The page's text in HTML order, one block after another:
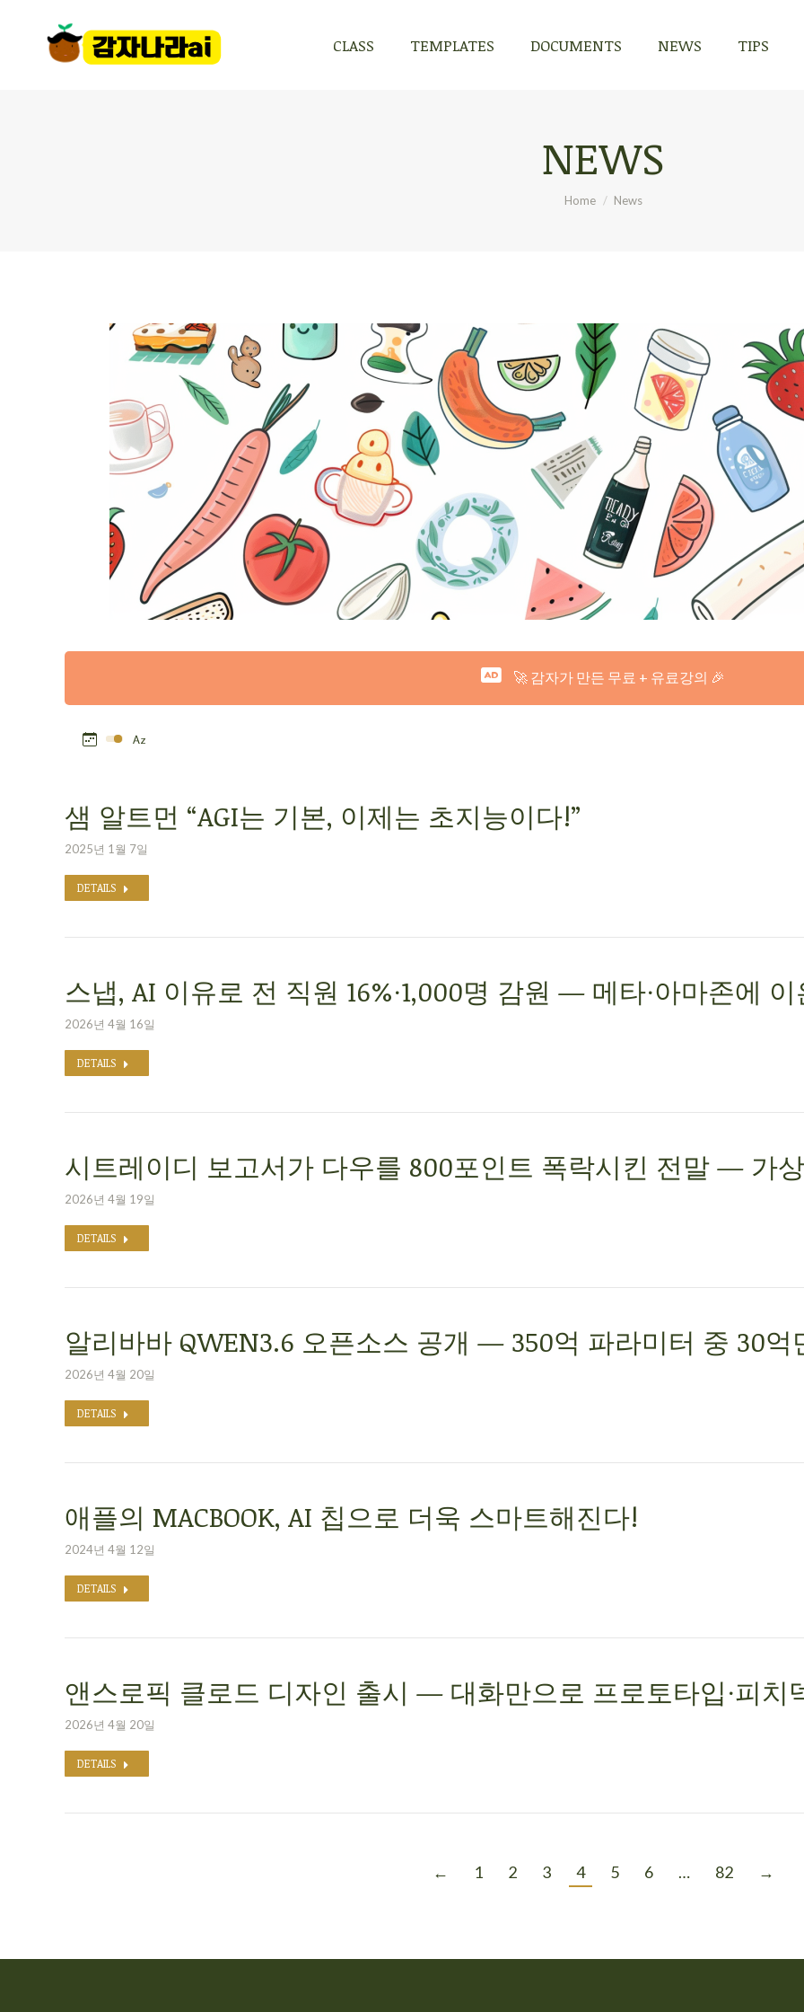
CLASS TEMPLATES DOCUMENTS NEWS TIPS
NEWS
You are here:
Home News
🚀 감자가 만든 무료 + 유료강의 🎉
샘 알트먼 “AGI는 기본, 이제는 초지능이다!”
2025년 1월 7일
DETAILS
스냅, AI 이유로 전 직원 16%·1,000명 감원 — 메타·아마존에
2026년 4월 16일
DETAILS
시트레이디 보고서가 다우를 800포인트 폭락시킨 전말 — 가
2026년 4월 19일
DETAILS
알리바바 QWEN3.6 오픈소스 공개 — 350억 파라미터 중 30억
2026년 4월 20일
DETAILS
애플의 MACBOOK, AI 칩으로 더욱 스마트해진다!
2024년 4월 12일
DETAILS
앤스로픽 클로드 디자인 출시 — 대화만으로 프로토타입·피치
2026년 4월 20일
DETAILS
← 1 2 3 4 5 6 … 82 →